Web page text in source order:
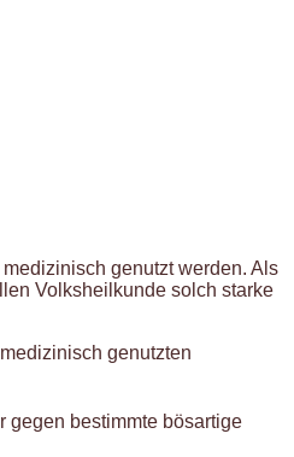
genutzt werden. Als
Volksheilkunde solch starke
genutzten
gegen bestimmte bösartige